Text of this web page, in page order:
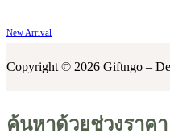
New Arrival
Copyright © 2026 Giftngo –
ค้นหาด้วยช่วงราคา